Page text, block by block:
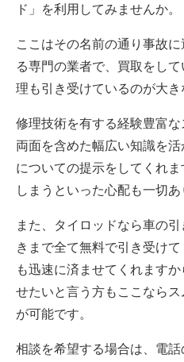
ド」を利用してみませんか。
ここはその名前の通り事故
る専門の業者で、買取をし
理も引き受けているのが大き
修理技術を有する経験豊富
両面を含めた幅広い知識を
についての提示をしてくれ
しまうといった心配も一切あ
また、タイロッドなら車の
きまで全て無料で引き受け
も迅速に済ませてくれます
せたいと言う方もここなら
が可能です。
相談を希望する場合は、電